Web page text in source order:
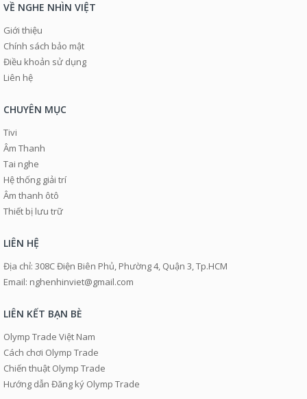
VỀ NGHE NHÌN VIỆT
Giới thiệu
Chính sách bảo mật
Điều khoản sử dụng
Liên hệ
CHUYÊN MỤC
Tivi
Âm Thanh
Tai nghe
Hệ thống giải trí
Âm thanh ôtô
Thiết bị lưu trữ
LIÊN HỆ
Địa chỉ: 308C Điện Biên Phủ, Phường 4, Quận 3, Tp.HCM
Email: nghenhinviet@gmail.com
LIÊN KẾT BẠN BÈ
Olymp Trade Việt Nam
Cách chơi Olymp Trade
Chiến thuật Olymp Trade
Hướng dẫn Đăng ký Olymp Trade